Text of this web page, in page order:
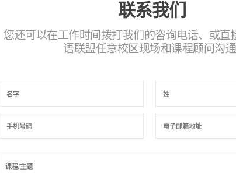
联系我们
您还可以在工作时间拨打我们的咨询电话、或直
语联盟任意校区现场和课程顾问沟通